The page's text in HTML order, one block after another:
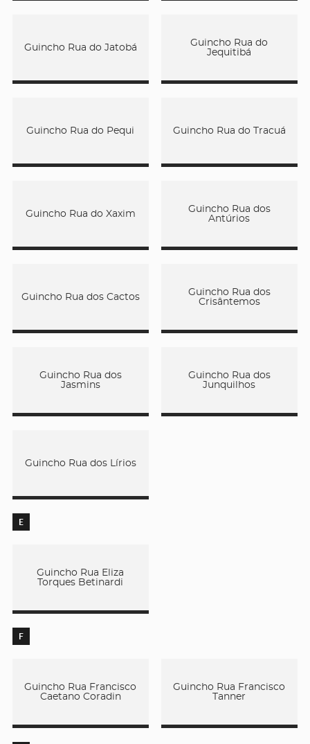
Guincho Rua do Jatobá
Guincho Rua do
Jequitibá
Guincho Rua do Pequi Guincho Rua do Tracuá
Guincho Rua do Xaxim
Guincho Rua dos
Antúrios
Guincho Rua dos Cactos
Guincho Rua dos
Crisântemos
Guincho Rua dos
Jasmins
Guincho Rua dos
Junquilhos
Guincho Rua dos Lírios
E
Guincho Rua Eliza
Torques Betinardi
F
Guincho Rua Francisco
Caetano Coradin
Guincho Rua Francisco
Tanner